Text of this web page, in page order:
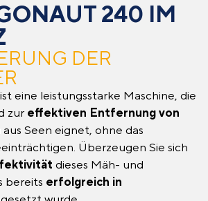
240 IM
DER
eine leistungsstarke Maschine, die
zur effektiven Entfernung von
aus Seen eignet, ohne das
Überzeugen Sie sich
dieses Mäh- und
bereits erfolgreich in